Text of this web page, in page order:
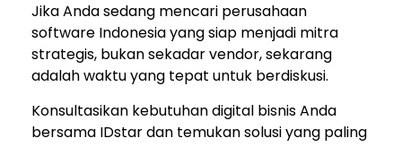
Jika Anda sedang mencari perusahaan
software Indonesia yang siap menjadi mitra
strategis, bukan sekadar vendor, sekarang
adalah waktu yang tepat untuk berdiskusi.
Konsultasikan kebutuhan digital bisnis Anda
bersama IDstar dan temukan solusi yang paling